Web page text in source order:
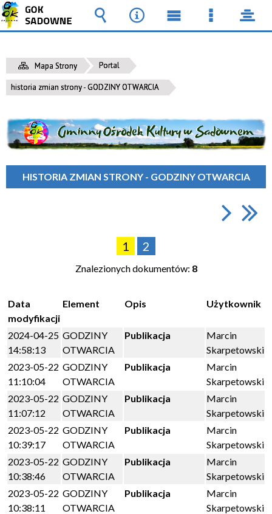
Mapa Strony Portal
historia zmian strony - GODZINY OTWARCIA
HISTORIA ZMIAN STRONY - GODZINY OTWARCIA
1 2
Znalezionych dokumentów: 8
Data
modyfikacji
Element Opis Użytkownik
2024-04-25
14:58:13
GODZINY
OTWARCIA
Publikacja
Marcin
Skarpetowski
2023-05-22
11:10:04
GODZINY
OTWARCIA
Publikacja
Marcin
Skarpetowski
2023-05-22
11:07:12
GODZINY
OTWARCIA
Publikacja
Marcin
Skarpetowski
2023-05-22
10:39:17
GODZINY
OTWARCIA
Publikacja
Marcin
Skarpetowski
2023-05-22
10:38:46
GODZINY
OTWARCIA
Publikacja
Marcin
Skarpetowski
2023-05-22
10:38:11
GODZINY
OTWARCIA
Publikacja
Marcin
Skarpetowski
Wyszukiwarka
Narzędzia
MenuMenu